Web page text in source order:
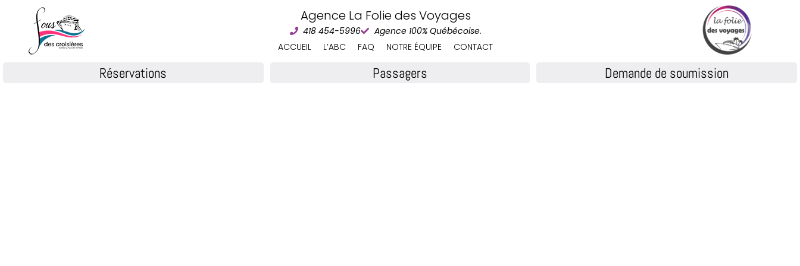
Agence La Folie des Voyages
418 454-5996
Agence 100% Québécoise.
ACCUEIL
L’ABC FAQ NOTRE ÉQUIPE CONTACT
Réservations Passagers Demande de soumission